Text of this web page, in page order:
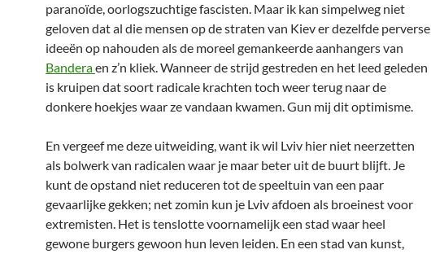
paranoïde, oorlogszuchtige fascisten. Maar ik kan simpelweg niet
geloven dat al die mensen op de straten van Kiev er dezelfde perverse
ideeën op nahouden als de moreel gemankeerde aanhangers van
Banderaen z’n kliek. Wanneer de strijd gestreden en het leed geleden
is kruipen dat soort radicale krachten toch weer terug naar de
donkere hoekjes waar ze vandaan kwamen. Gun mij dit optimisme.
En vergeef me deze uitweiding, want ik wil Lviv hier niet neerzetten
als bolwerk van radicalen waar je maar beter uit de buurt blijft. Je
kunt de opstand niet reduceren tot de speeltuin van een paar
gevaarlijke gekken; net zomin kun je Lviv afdoen als broeinest voor
extremisten. Het is tenslotte voornamelijk een stad waar heel
gewone burgers gewoon hun leven leiden. En een stad van kunst,